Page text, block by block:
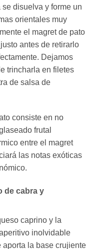
disuelva y forme un
orientales muy
el magret de pato
antes de retirarlo
Dejamos
trincharla en filetes
de salsa de
consiste en no
frutal
entre el magret
las notas exóticas
de cabra y
caprino y la
inolvidable
la base crujiente